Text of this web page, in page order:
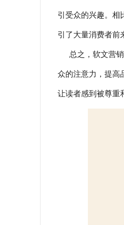
引受众的兴趣。相
引了大量消费者前
总之，软文营
众的注意力，提高
让读者感到被尊重